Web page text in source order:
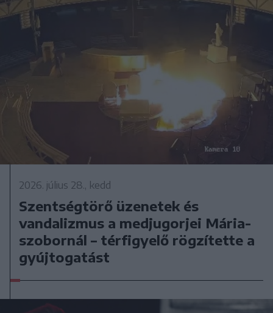
2026. július 28., kedd
Szentségtörő üzenetek és
vandalizmus a medjugorjei Mária-
szobornál – térfigyelő rögzítette a
gyújtogatást